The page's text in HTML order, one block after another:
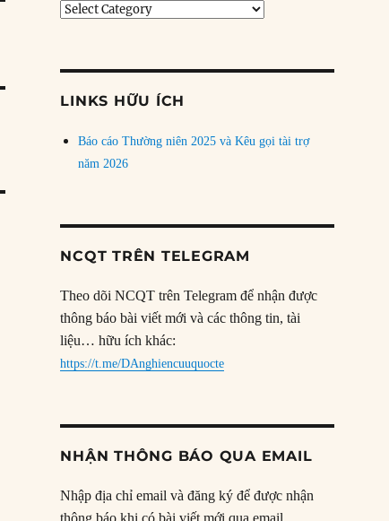
Tìm
LINKS HỮU ÍCH
Báo cáo Thường niên 2025 và Kêu gọi tài trợ
năm 2026
NCQT TRÊN TELEGRAM
Theo dõi NCQT trên Telegram để nhận được
thông báo bài viết mới và các thông tin, tài
liệu… hữu ích khác:
https://t.me/DAnghiencuuquocte
NHẬN THÔNG BÁO QUA EMAIL
Nhập địa chỉ email và đăng ký để được nhận